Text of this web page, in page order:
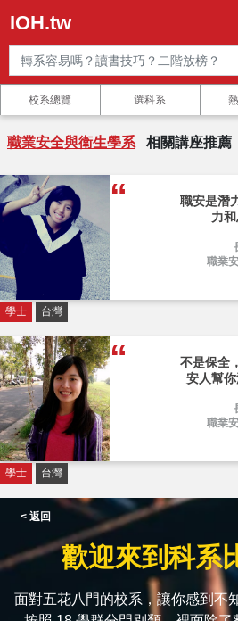
IOH.tw
校系總覽 選科系
職業安全與衛生學系 相關講座推薦
職安是潛
力和
職業
學士 台灣
不是保全
安人幫你
職業
學士 台灣
< 返回
歡迎來到科系
面對五花八門的校系，讓你感到不